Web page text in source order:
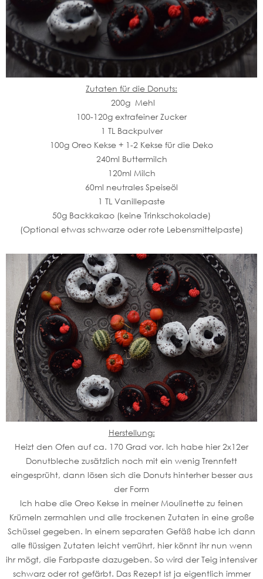
Zutaten für die Donuts:
200g Mehl
100-120g extrafeiner Zucker
1 TL Backpulver
100g Oreo Kekse + 1-2 Kekse für die Deko
240ml Buttermilch
120ml Milch
60ml neutrales Speiseöl
1 TL Vanillepaste
50g Backkakao (keine Trinkschokolade)
(Optional etwas schwarze oder rote Lebensmittelpaste)
Herstellung:
Heizt den Ofen auf ca. 170 Grad vor. Ich habe hier 2x12er
Donutbleche zusätzlich noch mit ein wenig Trennfett
eingesprüht, dann lösen sich die Donuts hinterher besser aus
der Form
Ich habe die Oreo Kekse in meiner Moulinette zu feinen
Krümeln zermahlen und alle trockenen Zutaten in eine große
Schüssel gegeben. In einem separaten Gefäß habe ich dann
alle flüssigen Zutaten leicht verrührt, hier könnt ihr nun wenn
ihr mögt, die Farbpaste dazugeben. So wird der Teig intensiver
schwarz oder rot gefärbt. Das Rezept ist ja eigentlich immer